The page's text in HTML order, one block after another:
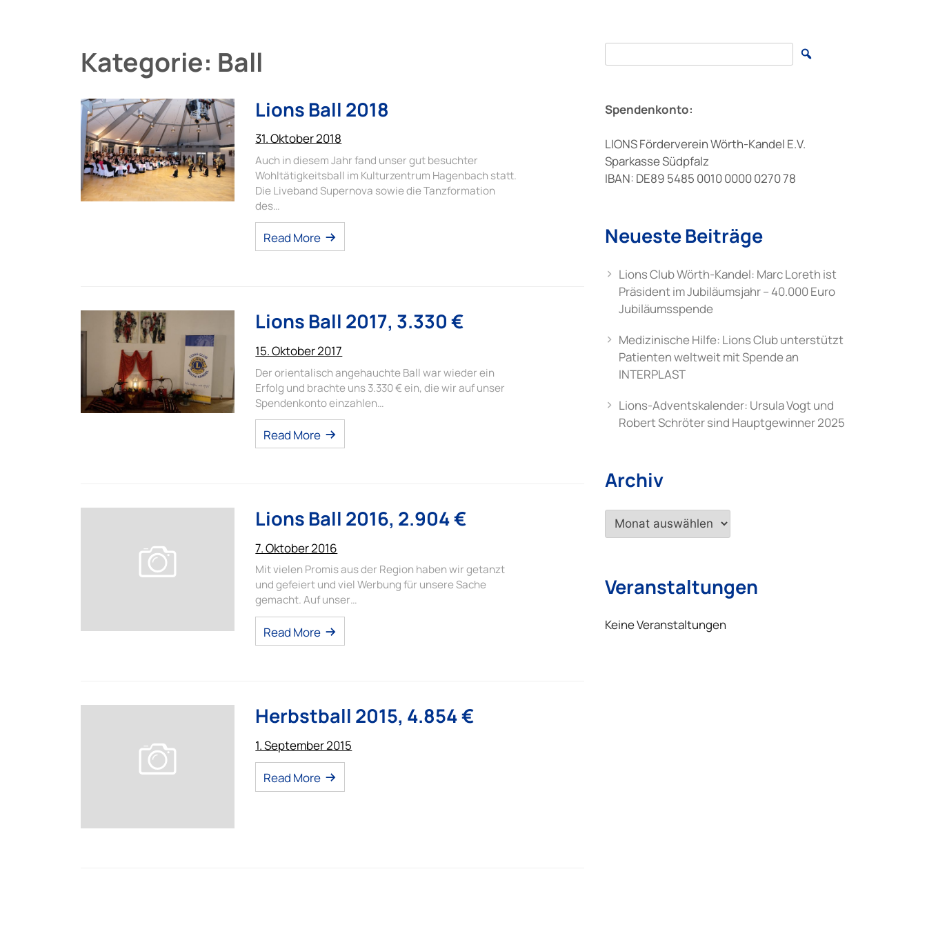
Kategorie: Ball
Lions Ball 2018
31. Oktober 2018
Auch in diesem Jahr fand unser gut besuchter
Wohltätigkeitsball im Kulturzentrum Hagenbach statt.
Die Liveband Supernova sowie die Tanzformation
des…
Read More
Lions Ball 2017, 3.330 €
15. Oktober 2017
Der orientalisch angehauchte Ball war wieder ein
Erfolg und brachte uns 3.330 € ein, die wir auf unser
Spendenkonto einzahlen…
Read More
Lions Ball 2016, 2.904 €
7. Oktober 2016
Mit vielen Promis aus der Region haben wir getanzt
und gefeiert und viel Werbung für unsere Sache
gemacht. Auf unser…
Read More
Herbstball 2015, 4.854 €
1. September 2015
Read More
Search for:
Spendenkonto:
LIONS Förderverein Wörth-Kandel E.V.
Sparkasse Südpfalz
IBAN: DE89 5485 0010 0000 0270 78
Neueste Beiträge
Lions Club Wörth-Kandel: Marc Loreth ist
Präsident im Jubiläumsjahr – 40.000 Euro
Jubiläumsspende
Medizinische Hilfe: Lions Club unterstützt
Patienten weltweit mit Spende an
INTERPLAST
Lions-Adventskalender: Ursula Vogt und
Robert Schröter sind Hauptgewinner 2025
Archiv
Archiv
Veranstaltungen
Keine Veranstaltungen